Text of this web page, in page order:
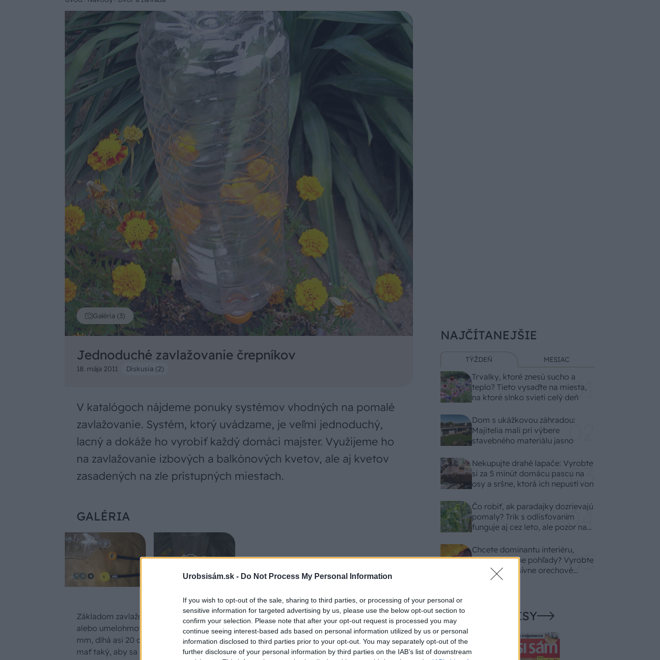
Urobsisám.sk - Do Not Process My Personal Information
If you wish to opt-out of the sale, sharing to third parties, or processing of your personal or
sensitive information for targeted advertising by us, please use the below opt-out section to
confirm your selection. Please note that after your opt-out request is processed you may
continue seeing interest-based ads based on personal information utilized by us or personal
information disclosed to third parties prior to your opt-out. You may separately opt-out of the
further disclosure of your personal information by third parties on the IAB’s list of downstream
Galéria (3)
Jednoduché zavlažovanie črepníkov
18. mája 2011 Diskusia (2)
V katalógoch nájdeme ponuky systémov vhodných na pomalé
zavlažovanie. Systém, ktorý uvádzame, je veľmi jednoduchý,
lacný a dokáže ho vyrobiť každý domáci majster. Využijeme ho
na zavlažovanie izbových a balkónových kvetov, ale aj kvetov
zasadených na zle prístupných miestach.
GALÉRIA
Základom zavlažovacieho systému je kovová
alebo umelohmotná rúrka s priemerom 6 až 12
mm, dlhá asi 20 cm. Vonkajší priemer by mala
mať taký, aby sa na jeden jej koniec dal narezať
NAJČÍTANEJŠIE
TÝŽDEŇ MESIAC
Trvalky, ktoré znesú sucho a
teplo? Tieto vysaďte na miesta,
na ktoré slnko svieti celý deň
Dom s ukážkovou záhradou:
Majitelia mali pri výbere
stavebného materiálu jasno
Nekupujte drahé lapače: Vyrobte
si za 5 minút domácu pascu na
osy a sršne, ktorá ich nepustí von
Čo robiť, ak paradajky dozrievajú
pomaly? Trik s odlisťovaním
funguje aj cez leto, ale pozor na
Chcete dominantu interiéru,
ktorá pritiahne pohľady? Vyrobte
si takéto masívne orechové
svietidlo
NAŠE ČASOPISY